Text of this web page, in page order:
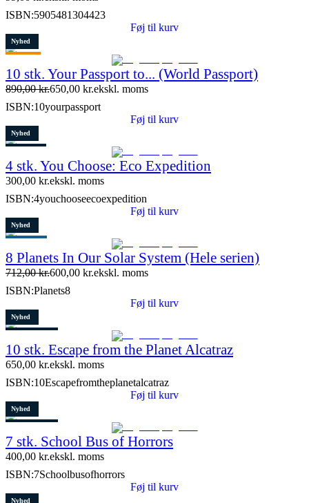
ISBN:5905481304423
Føj til kurv
Nyhed
Restparti
9 stk. tilbage
10 stk. Your Passport to... (World Passport)
890,00kr.650,00 kr.ekskl. moms
ISBN:10yourpassport
Føj til kurv
Nyhed
7 stk. tilbage
4 stk. You Choose: Eco Expedition
300,00 kr.ekskl. moms
ISBN:4youchooseecoexpedition
Føj til kurv
Nyhed
Tilbud
Restparti
15 stk. tilbage
8 Planets In Our Solar System (Hele serien)
712,00kr.600,00 kr.ekskl. moms
ISBN:Planets8
Føj til kurv
Nyhed
10 stk. Escape from the Planet Alcatraz
650,00 kr.ekskl. moms
ISBN:10Escapefromtheplanetalcatraz
Føj til kurv
Nyhed
7 stk. School Bus of Horrors
400,00 kr.ekskl. moms
ISBN:7Schoolbusofhorrors
Føj til kurv
Nyhed